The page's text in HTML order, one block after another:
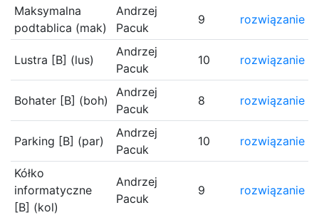
Maksymalna
podtablica (mak)
Andrzej
Pacuk
9 rozwiązanie
Lustra [B] (lus)
Andrzej
Pacuk
10 rozwiązanie
Bohater [B] (boh)
Andrzej
Pacuk
8 rozwiązanie
Parking [B] (par)
Andrzej
Pacuk
10 rozwiązanie
Kółko
informatyczne
[B] (kol)
Andrzej
Pacuk
9 rozwiązanie